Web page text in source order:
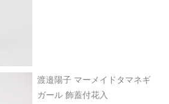
渡邉陽子 マーメイドタマネギ
ガール 飾蓋付花入